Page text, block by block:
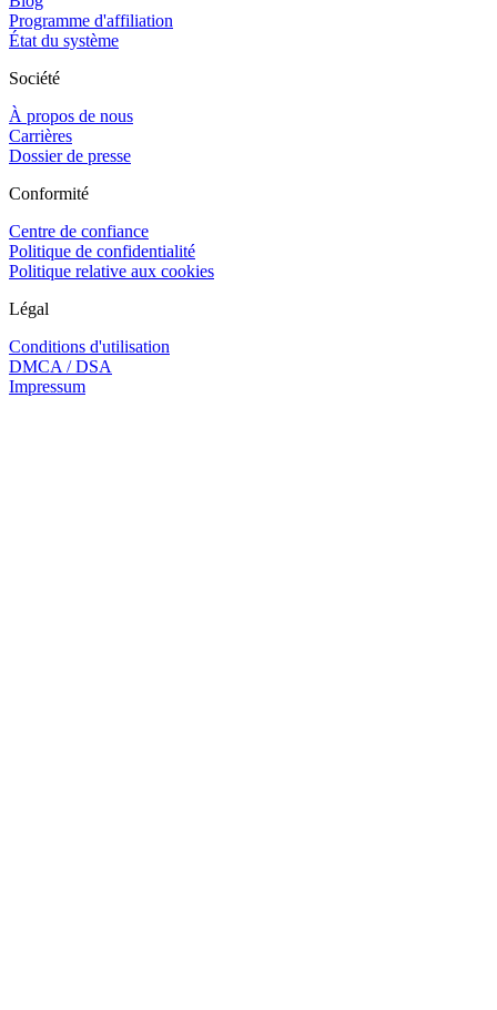
Programme d'affiliation
État du système
Société
À propos de nous
Carrières
Dossier de presse
Conformité
Centre de confiance
Politique de confidentialité
Politique relative aux cookies
Légal
Conditions d'utilisation
DMCA / DSA
Impressum